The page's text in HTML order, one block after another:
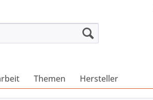
Themen Hersteller